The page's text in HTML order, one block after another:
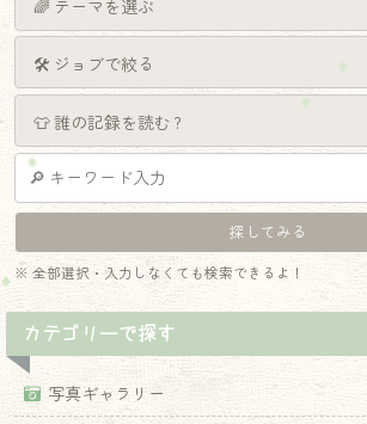
※ 全部選択・入力しなくても検索できるよ！
カテゴリーで探す
写真ギャラリー